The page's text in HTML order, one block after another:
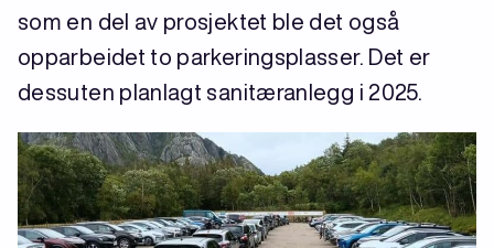
som en del av prosjektet ble det også
opparbeidet to parkeringsplasser. Det er
dessuten planlagt sanitæranlegg i 2025.